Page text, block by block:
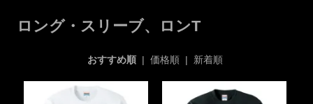
ロング・スリーブ、ロンT
おすすめ順| 価格順| 新着順